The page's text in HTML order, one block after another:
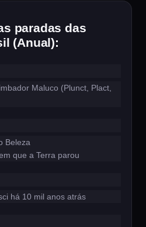
paradas das
(Anual):
Maluco (Plunct, Plact,
Beleza
que a Terra parou
há 10 mil anos atrás